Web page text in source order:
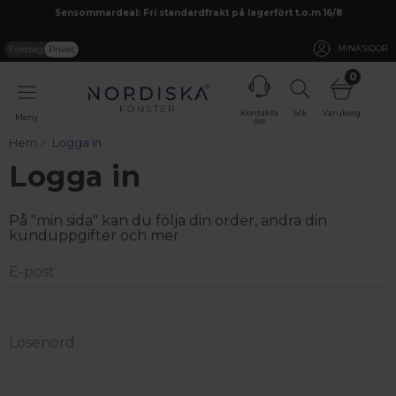
Sensommardeal: Fri standardfrakt på lagerfört t.o.m 16/8
Företag Privat MINA SIDOR
Meny
Kontakta
oss
Sök
0
Varukorg
Hem Logga in
Logga in
På "min sida" kan du följa din order, ändra din
kunduppgifter och mer
E-post
Lösenord